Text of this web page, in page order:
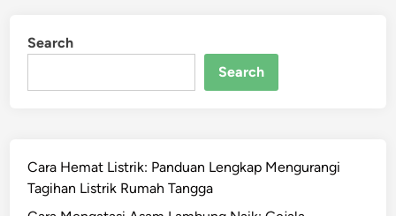
Search
Search
Cara Hemat Listrik: Panduan Lengkap Mengurangi
Tagihan Listrik Rumah Tangga